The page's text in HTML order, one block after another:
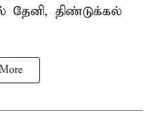
தேனி, திண்டுக்கல்